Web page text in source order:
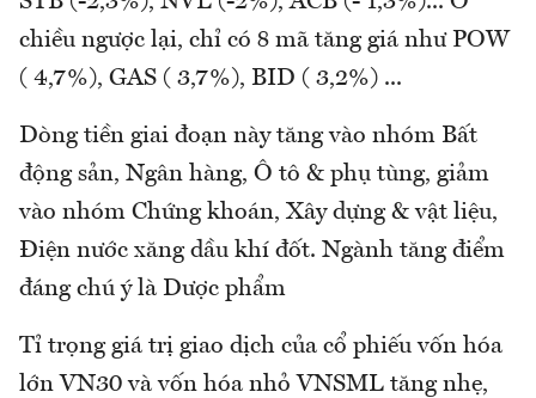
chiều ngược lại, chỉ có 8 mã tăng giá như POW
( 4,7%), GAS ( 3,7%), BID ( 3,2%) ...
Dòng tiền giai đoạn này tăng vào nhóm Bất
động sản, Ngân hàng, Ô tô & phụ tùng, giảm
vào nhóm Chứng khoán, Xây dựng & vật liệu,
Điện nước xăng dầu khí đốt. Ngành tăng điểm
đáng chú ý là Dược phẩm
Tỉ trọng giá trị giao dịch của cổ phiếu vốn hóa
lớn VN30 và vốn hóa nhỏ VNSML tăng nhẹ,